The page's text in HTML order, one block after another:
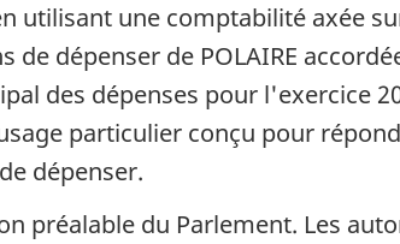
utilisant une comptabilité axée
dépenser de POLAIRE
des dépenses pour l'exercice
particulier conçu pour
dépenser.
préalable du Parlement. Les